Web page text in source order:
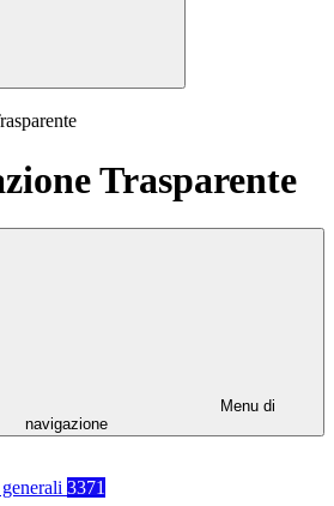
Trasparente
Menu di
navigazione
3371